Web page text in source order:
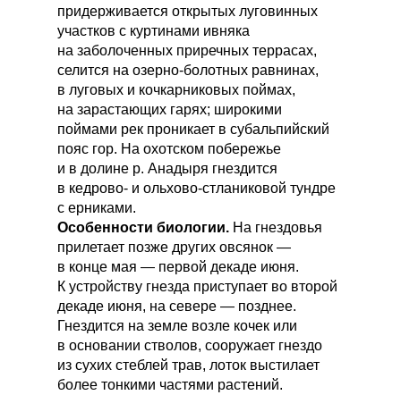
придерживается открытых луговинных
участков с куртинами ивняка
на заболоченных приречных террасах,
селится на озерно-болотных равнинах,
в луговых и кочкарниковых поймах,
на зарастающих гарях; широкими
поймами рек проникает в субальпийский
пояс гор. На охотском побережье
и в долине р. Анадыря гнездится
в кедрово- и ольхово-стланиковой тундре
с ерниками.
Особенности биологии. На гнездовья
прилетает позже других овсянок —
в конце мая — первой декаде июня.
К устройству гнезда приступает во второй
декаде июня, на севере — позднее.
Гнездится на земле возле кочек или
в основании стволов, сооружает гнездо
из сухих стеблей трав, лоток выстилает
более тонкими частями растений.